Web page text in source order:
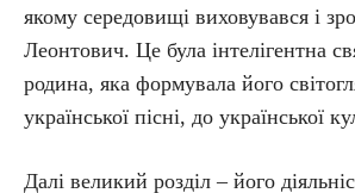
якому середовищі виховувався і
Леонтович. Це була інтелігентна
родина, яка формувала його
української пісні, до української
Далі великий розділ – його